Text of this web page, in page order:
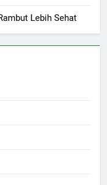
Lebih Sehat